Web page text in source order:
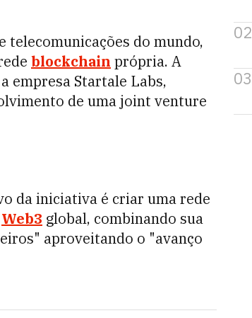
telecomunicações do mundo,
blockchain própria. A
empresa Startale Labs,
de uma joint venture
da iniciativa é criar uma rede
Web3 global, combinando sua
aproveitando o "avanço
02
03